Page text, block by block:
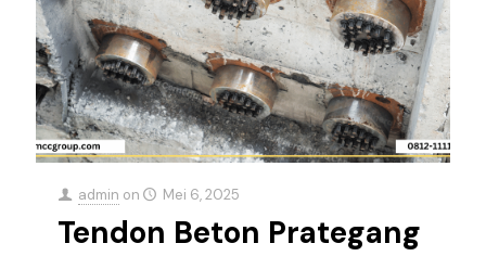
admin on Mei 6, 2025
Tendon Beton Prategang